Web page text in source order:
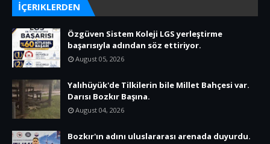
İÇERIKLERDEN
Özgüven Sistem Koleji LGS yerleştirme
başarısıyla adından söz ettiriyor.
August 05, 2026
Yalıhüyük'de Tilkilerin bile Millet Bahçesi var.
Darısı Bozkır Başına.
August 04, 2026
Bozkır'ın adını uluslararası arenada duyurdu.